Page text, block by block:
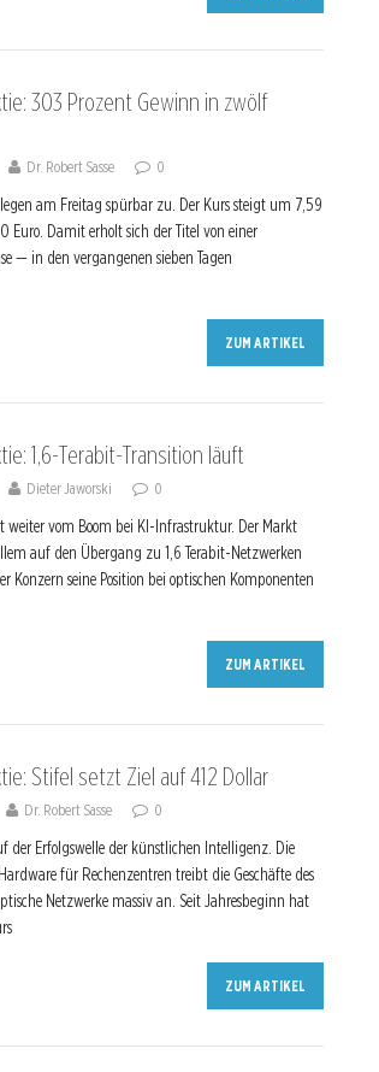
303 Prozent Gewinn in zwölf
Dr. Robert Sasse 0
am Freitag spürbar zu. Der Kurs steigt um 7,59
Euro. Damit erholt sich der Titel von einer
— in den vergangenen sieben Tagen
ZUM ARTIKEL
1,6-Terabit-Transition läuft
Dieter Jaworski 0
weiter vom Boom bei KI-Infrastruktur. Der Markt
auf den Übergang zu 1,6 Terabit-Netzwerken
Konzern seine Position bei optischen Komponenten
ZUM ARTIKEL
Stifel setzt Ziel auf 412 Dollar
Dr. Robert Sasse 0
der Erfolgswelle der künstlichen Intelligenz. Die
für Rechenzentren treibt die Geschäfte des
Netzwerke massiv an. Seit Jahresbeginn hat
ZUM ARTIKEL